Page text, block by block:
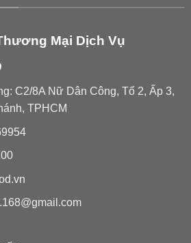
Mại Dịch Vụ
C2/8A Nữ Dân Công, Tổ 2, Ấp 3,
TPHCM